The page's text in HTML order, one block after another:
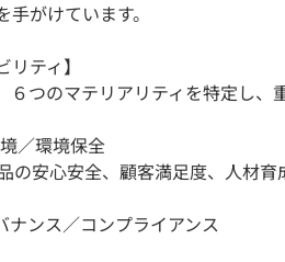
手がけています。
リティ】
つのマテリアリティを特定し、
／環境保全
の安⼼安全、顧客満⾜度、⼈材
ナンス／コンプライアンス